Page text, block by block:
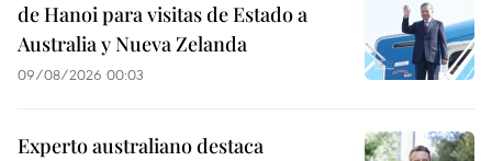
de Hanoi para visitas de Estado a
Australia y Nueva Zelanda
09/08/2026 00:03
Experto australiano destaca